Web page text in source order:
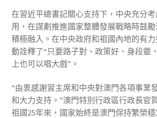
在習近平總書記關心支持下，中央充分
用，在謀劃推進國家整體發展戰略時鼓勵
積極融入。在中央政府和祖國內地的有
動詮釋了“只要路子對、政策好、身段靈
上也可以唱大戲”。
“由衷感謝習主席和中央對澳門各項事業
和大力支持。”澳門特別行政區行政長官
祖國25年來，國家始終是澳門保持繁榮